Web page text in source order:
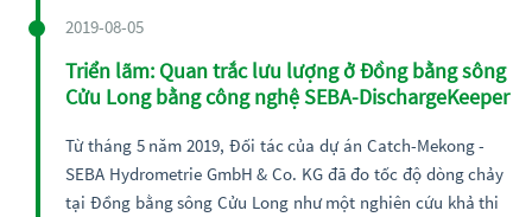
2019-08-05
Triển lãm: Quan trắc lưu lượng ở Đồng bằng sông
Cửu Long bằng công nghệ SEBA-DischargeKeeper
Từ tháng 5 năm 2019, Đối tác của dự án Catch-Mekong -
SEBA Hydrometrie GmbH & Co. KG đã đo tốc độ dòng chảy
tại Đồng bằng sông Cửu Long như một nghiên cứu khả thi